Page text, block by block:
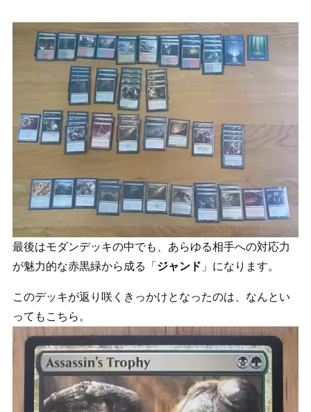
最後はモダンデッキの中でも、あらゆる相手への対応力
が魅力的な赤黒緑から成る「 ジャンド 」になります。
このデッキが返り咲くきっかけとなったのは、なんとい
ってもこちら。